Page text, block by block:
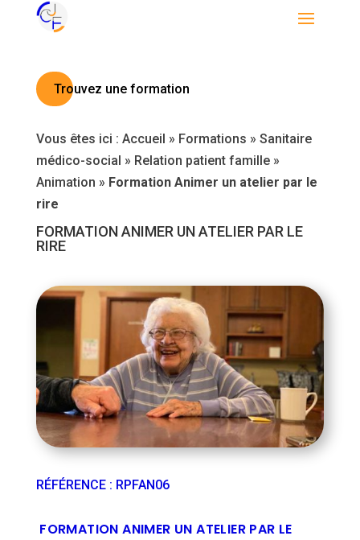
Trouvez une formation
Vous êtes ici : Accueil » Formations » Sanitaire
médico-social » Relation patient famille»
Animation » Formation Animer un atelier par le
rire
FORMATION ANIMER UN ATELIER PAR LE
RIRE
RÉFÉRENCE: RPFAN06
FORMATION ANIMER UN ATELIER PAR LE